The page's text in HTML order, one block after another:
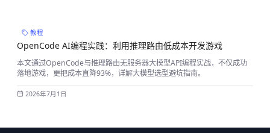
教程
OpenCode AI编程实践：利用推理路由低成本开发游戏
本文通过OpenCode与推理路由无服务器大模型API编程实战，不仅成功
落地游戏，更把成本直降93%，详解大模型选型避坑指南。
2026年7月1日